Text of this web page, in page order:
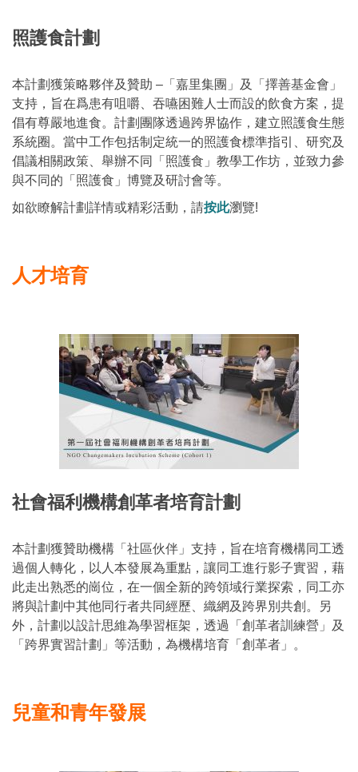
照護食計劃
本計劃獲策略夥伴及贊助 –「嘉里集團」及「擇善基金會」
支持，旨在爲患有咀嚼、吞嚥困難人士而設的飲食方案，提
倡有尊嚴地進食。計劃團隊透過跨界協作，建立照護食生態
系統圈。當中工作包括制定統一的照護食標準指引、研究及
倡議相關政策、舉辦不同「照護食」教學工作坊，並致力參
與不同的「照護食」博覽及研討會等。
如欲瞭解計劃詳情或精彩活動，請按此瀏覽!
人才培育
社會福利機構創革者培育計劃
本計劃獲贊助機構「社區伙伴」支持，旨在培育機構同工透
過個人轉化，以人本發展為重點，讓同工進行影子實習，藉
此走出熟悉的崗位，在一個全新的跨領域行業探索，同工亦
將與計劃中其他同行者共同經歷、織網及跨界別共創。另
外，計劃以設計思維為學習框架，透過「創革者訓練營」及
「跨界實習計劃」等活動，為機構培育「創革者」。
兒童和青年發展